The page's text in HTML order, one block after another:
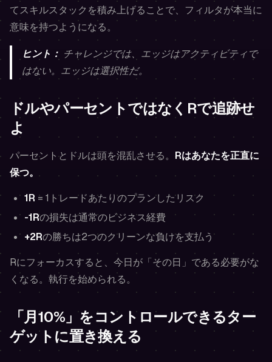
てスキルスタックを積み上げることで、フィルタが本当に
意味を持つようになる。
ヒント： チャレンジでは、エッジはアクティビティで
はない。エッジは選択性だ。
ドルやパーセントではなくRで追跡せ
よ
パーセントとドルは頭を混乱させる。 Rはあなたを正直に
保つ。
1R = 1トレードあたりのプランしたリスク
-1Rの損失は通常のビジネス経費
+2Rの勝ちは2つのクリーンな負けを支払う
Rにフォーカスすると、今日が「その日」である必要がな
くなる。執行を始められる。
「月10%」をコントロールできるター
ゲットに置き換える